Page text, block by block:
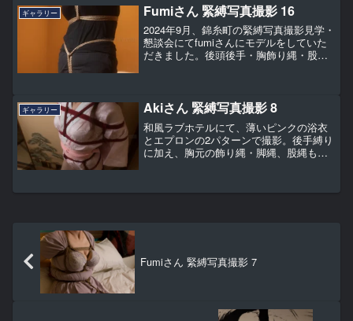
ギャラリー Fumiさん 緊縛写真撮影 16
2024年9月、錦糸町の緊縛写真撮影見学・
懇談会にてfumiさんにモデルをしていた
だきました。後頭後手・胸飾り縄・股縄
ギャラリー Akiさん 緊縛写真撮影 8
和風ラブホテルにて、薄いピンクの浴衣
とエプロンの2パターンで撮影。後手縛り
に加え、胸元の飾り縄・脚縄、股縄も施
Fumiさん 緊縛写真撮影 7